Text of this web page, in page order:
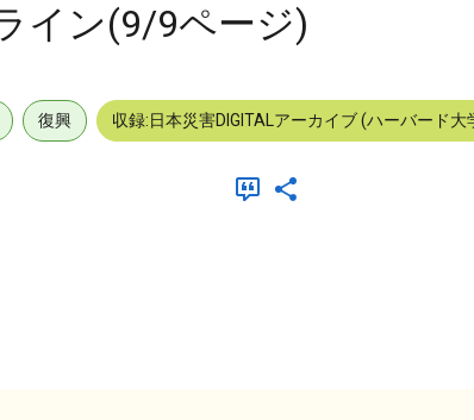
イン(9/9ページ)
復興 収録:日本災害DIGITALアーカイブ (ハーバード